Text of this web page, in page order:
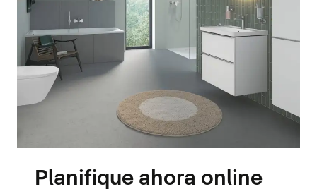
Planifique ahora online